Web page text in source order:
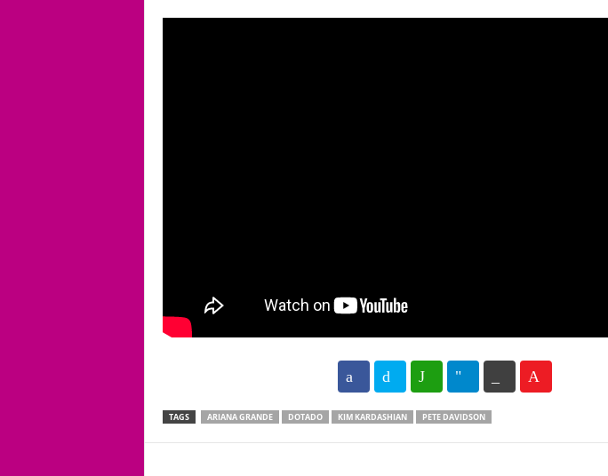
102
TAGS ARIANA GRANDE DOTADO KIM KARDASHIAN PETE DAVIDSON